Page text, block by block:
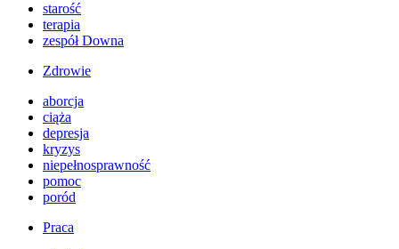
starość
terapia
zespół Downa
Zdrowie
aborcja
ciąża
depresja
kryzys
niepełnosprawność
pomoc
poród
Praca